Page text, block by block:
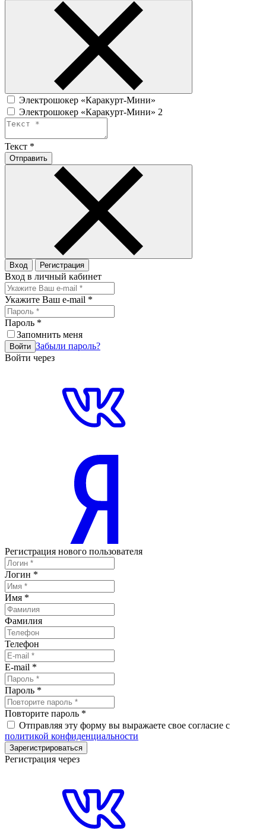
Электрошокер «Каракурт-Мини»
Электрошокер «Каракурт-Мини» 2
Текст *
Отправить
Вход Регистрация
Вход в личный кабинет
Укажите Ваш e-mail *
Пароль *
Запомнить меня
Войти Забыли пароль?
Войти через
Регистрация нового пользователя
Логин *
Имя *
Фамилия
Телефон
E-mail *
Пароль *
Повторите пароль *
Отправляя эту форму вы выражаете свое согласие с
политикой конфиденциальности
Зарегистрироваться
Регистрация через